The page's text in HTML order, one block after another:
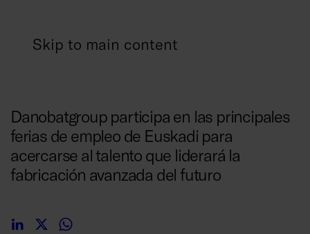
Skip to main content
Danobatgroup participa en las principales
ferias de empleo de Euskadi para
acercarse al talento que liderará la
fabricación avanzada del futuro